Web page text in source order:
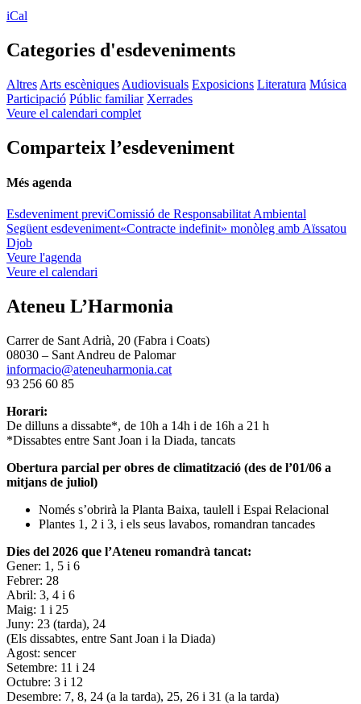
iCal
Categories d'esdeveniments
Altres Arts escèniques Audiovisuals Exposicions Literatura Música
Participació Públic familiar Xerrades
Veure el calendari complet
Comparteix l’esdeveniment
Més agenda
Esdeveniment previComissió de Responsabilitat Ambiental
Següent esdeveniment«Contracte indefinit» monòleg amb Aïssatou
Djob
Veure l'agenda
Veure el calendari
Ateneu L’Harmonia
Carrer de Sant Adrià, 20 (Fabra i Coats)
08030 – Sant Andreu de Palomar
informacio@ateneuharmonia.cat
93 256 60 85
Horari:
De dilluns a dissabte*, de 10h a 14h i de 16h a 21 h
*Dissabtes entre Sant Joan i la Diada, tancats
Obertura parcial per obres de climatització (des de l’01/06 a
mitjans de juliol)
Només s’obrirà la Planta Baixa, taulell i Espai Relacional
Plantes 1, 2 i 3, i els seus lavabos, romandran tancades
Dies del 2026 que l’Ateneu romandrà tancat:
Gener: 1, 5 i 6
Febrer: 28
Abril: 3, 4 i 6
Maig: 1 i 25
Juny: 23 (tarda), 24
(Els dissabtes, entre Sant Joan i la Diada)
Agost: sencer
Setembre: 11 i 24
Octubre: 3 i 12
Desembre: 7, 8, 24 (a la tarda), 25, 26 i 31 (a la tarda)